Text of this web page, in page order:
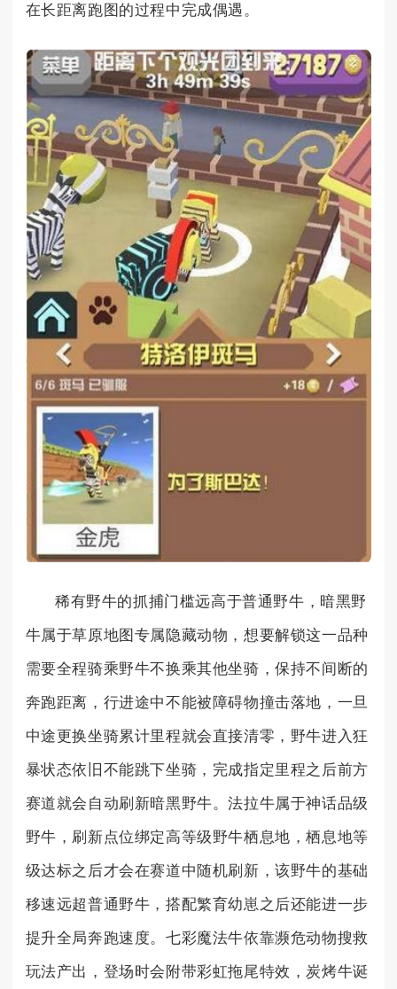
在长距离跑图的过程中完成偶遇。
稀有野牛的抓捕门槛远高于普通野牛，暗黑野
牛属于草原地图专属隐藏动物，想要解锁这一品种
需要全程骑乘野牛不换乘其他坐骑，保持不间断的
奔跑距离，行进途中不能被障碍物撞击落地，一旦
中途更换坐骑累计里程就会直接清零，野牛进入狂
暴状态依旧不能跳下坐骑，完成指定里程之后前方
赛道就会自动刷新暗黑野牛。法拉牛属于神话品级
野牛，刷新点位绑定高等级野牛栖息地，栖息地等
级达标之后才会在赛道中随机刷新，该野牛的基础
移速远超普通野牛，搭配繁育幼崽之后还能进一步
提升全局奔跑速度。七彩魔法牛依靠濒危动物搜救
玩法产出，登场时会附带彩虹拖尾特效，炭烤牛诞